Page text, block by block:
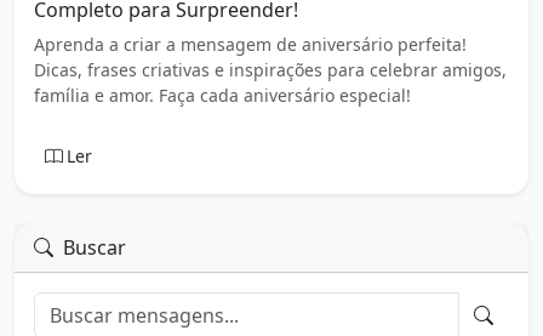
Completo para Surpreender!
Aprenda a criar a mensagem de aniversário perfeita!
Dicas, frases criativas e inspirações para celebrar amigos,
família e amor. Faça cada aniversário especial!
Ler
Buscar